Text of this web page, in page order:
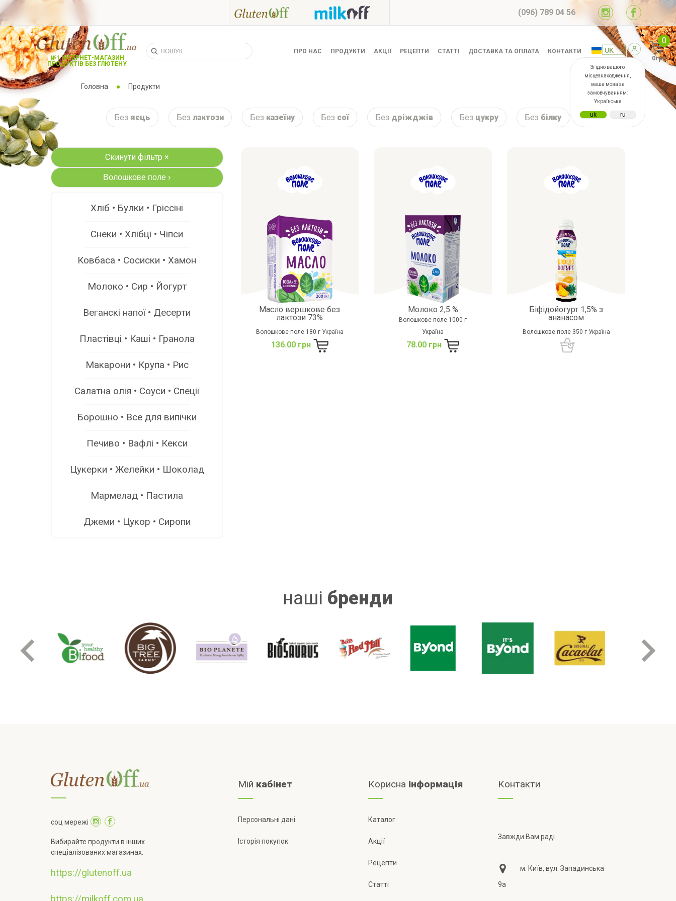
(096) 789 04 56
№1 ІНТЕРНЕТ-МАГАЗИН
ПРОДУКТІВ БЕЗ ГЛЮТЕНУ
ПРО НАС ПРОДУКТИ АКЦІЇ РЕЦЕПТИ СТАТТІ ДОСТАВКА ТА ОПЛАТА КОНТАКТИ
Згідно вашого
місцезнаходження,
ваша мова за
замовчуванням:
Українська
0
0грн
Головна Продукти
Без яєць Безлактози Без казеїну Без сої Без дріжджів Без цукру Без білку
Скинути фільтр ×
Волошкове поле ›
Хліб • Булки • Гріссіні
Снеки • Хлібці • Чіпси
Ковбаса • Сосиски • Хамон
Молоко • Сир • Йогурт
Веганскі напої • Десерти
Пластівці • Каші • Гранола
Макарони • Крупа • Рис
Салатна олія • Соуси • Спеції
Борошно • Все для випічки
Печиво • Вафлі • Кекси
Цукерки • Желейки • Шоколад
Мармелад • Пастила
Джеми • Цукор • Сиропи
Масло вершкове без
лактози 73%
Волошкове поле 180 г Україна
136.00 грн
Молоко 2,5 %
Волошкове поле 1000 г
Україна
78.00 грн
Біфідойогурт 1,5% з
ананасом
Волошкове поле 350 г Україна
наші бренди
соц мережі
Вибирайте продукти в інших
спеціалізованих магазинах:
https://glutenoff.ua
https://milkoff.com.ua
Мій кабінет
Персональні дані
Історія покупок
Корисна інформація
Каталог
Акції
Рецепти
Статті
Контакти
Завжди Вам раді
м. Київ, вул. Западинська
9а